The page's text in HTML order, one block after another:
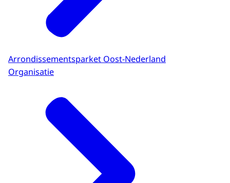
Arrondissementsparket Oost-Nederland
Organisatie